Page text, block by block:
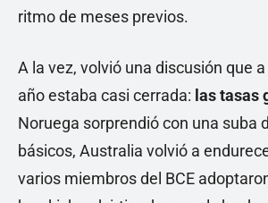
ritmo de meses previos.
A la vez, volvió una discusión que
año estaba casi cerrada: las tasas
Noruega sorprendió con una suba
básicos, Australia volvió a
varios miembros del BCE